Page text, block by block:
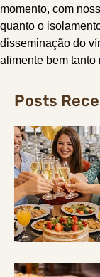
momento, com
quanto o
disseminação do
alimente bem tanto
Posts